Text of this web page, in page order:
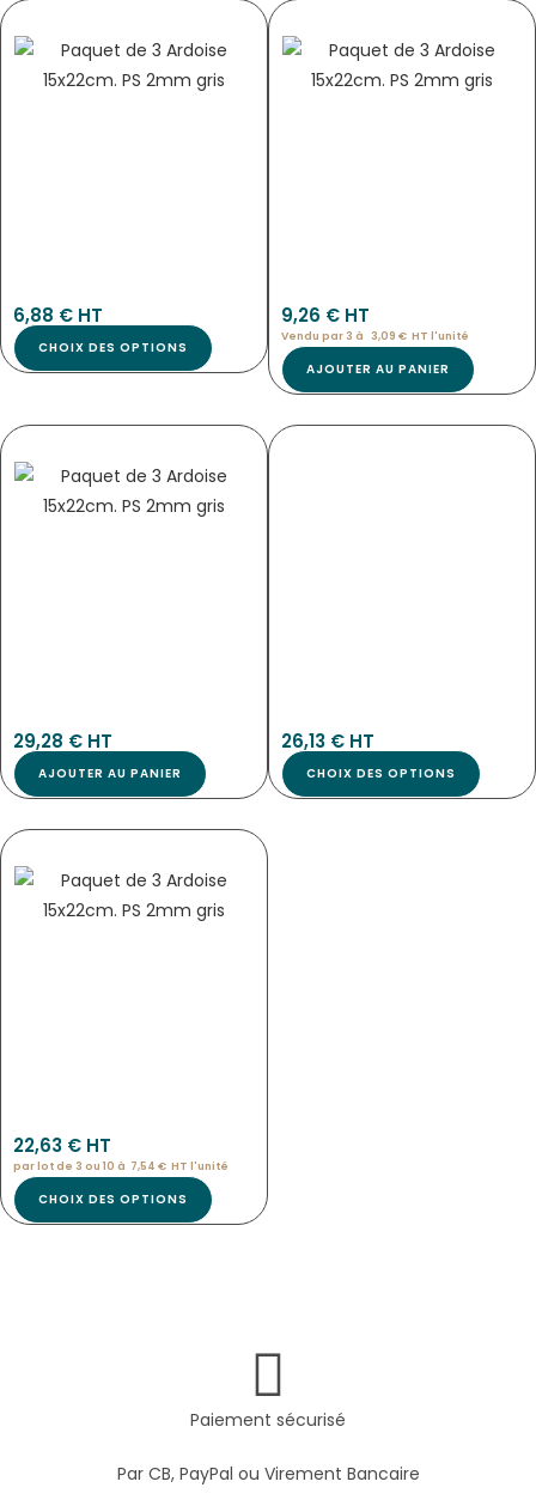
6,88 € HT
CHOIX DES OPTIONS
9,26 € HT
Vendu par 3 à 3,09 € HT l'unité
AJOUTER AU PANIER
29,28 € HT
AJOUTER AU PANIER
PANNEAU DE TARIF BOUCHERIE « TONIO »
26,13 € HT
CHOIX DES OPTIONS
22,63 € HT
par lot de 3 ou 10 à 7,54 € HT l'unité
CHOIX DES OPTIONS
Paiement sécurisé
Par CB, PayPal ou Virement Bancaire